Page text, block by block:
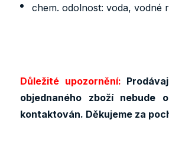
chem. odolnost: voda,
Důležité upozornění:
objednaného zboží nebude
kontaktován. Děkujeme za